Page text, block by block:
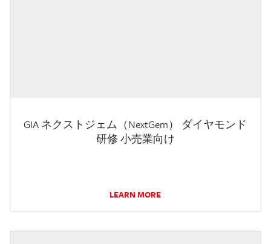
GIA ネクストジェム（NextGem） ダイヤモンド
研修 小売業向け
LEARN MORE